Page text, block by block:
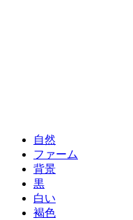
自然
ファーム
背景
黒
白い
褐色